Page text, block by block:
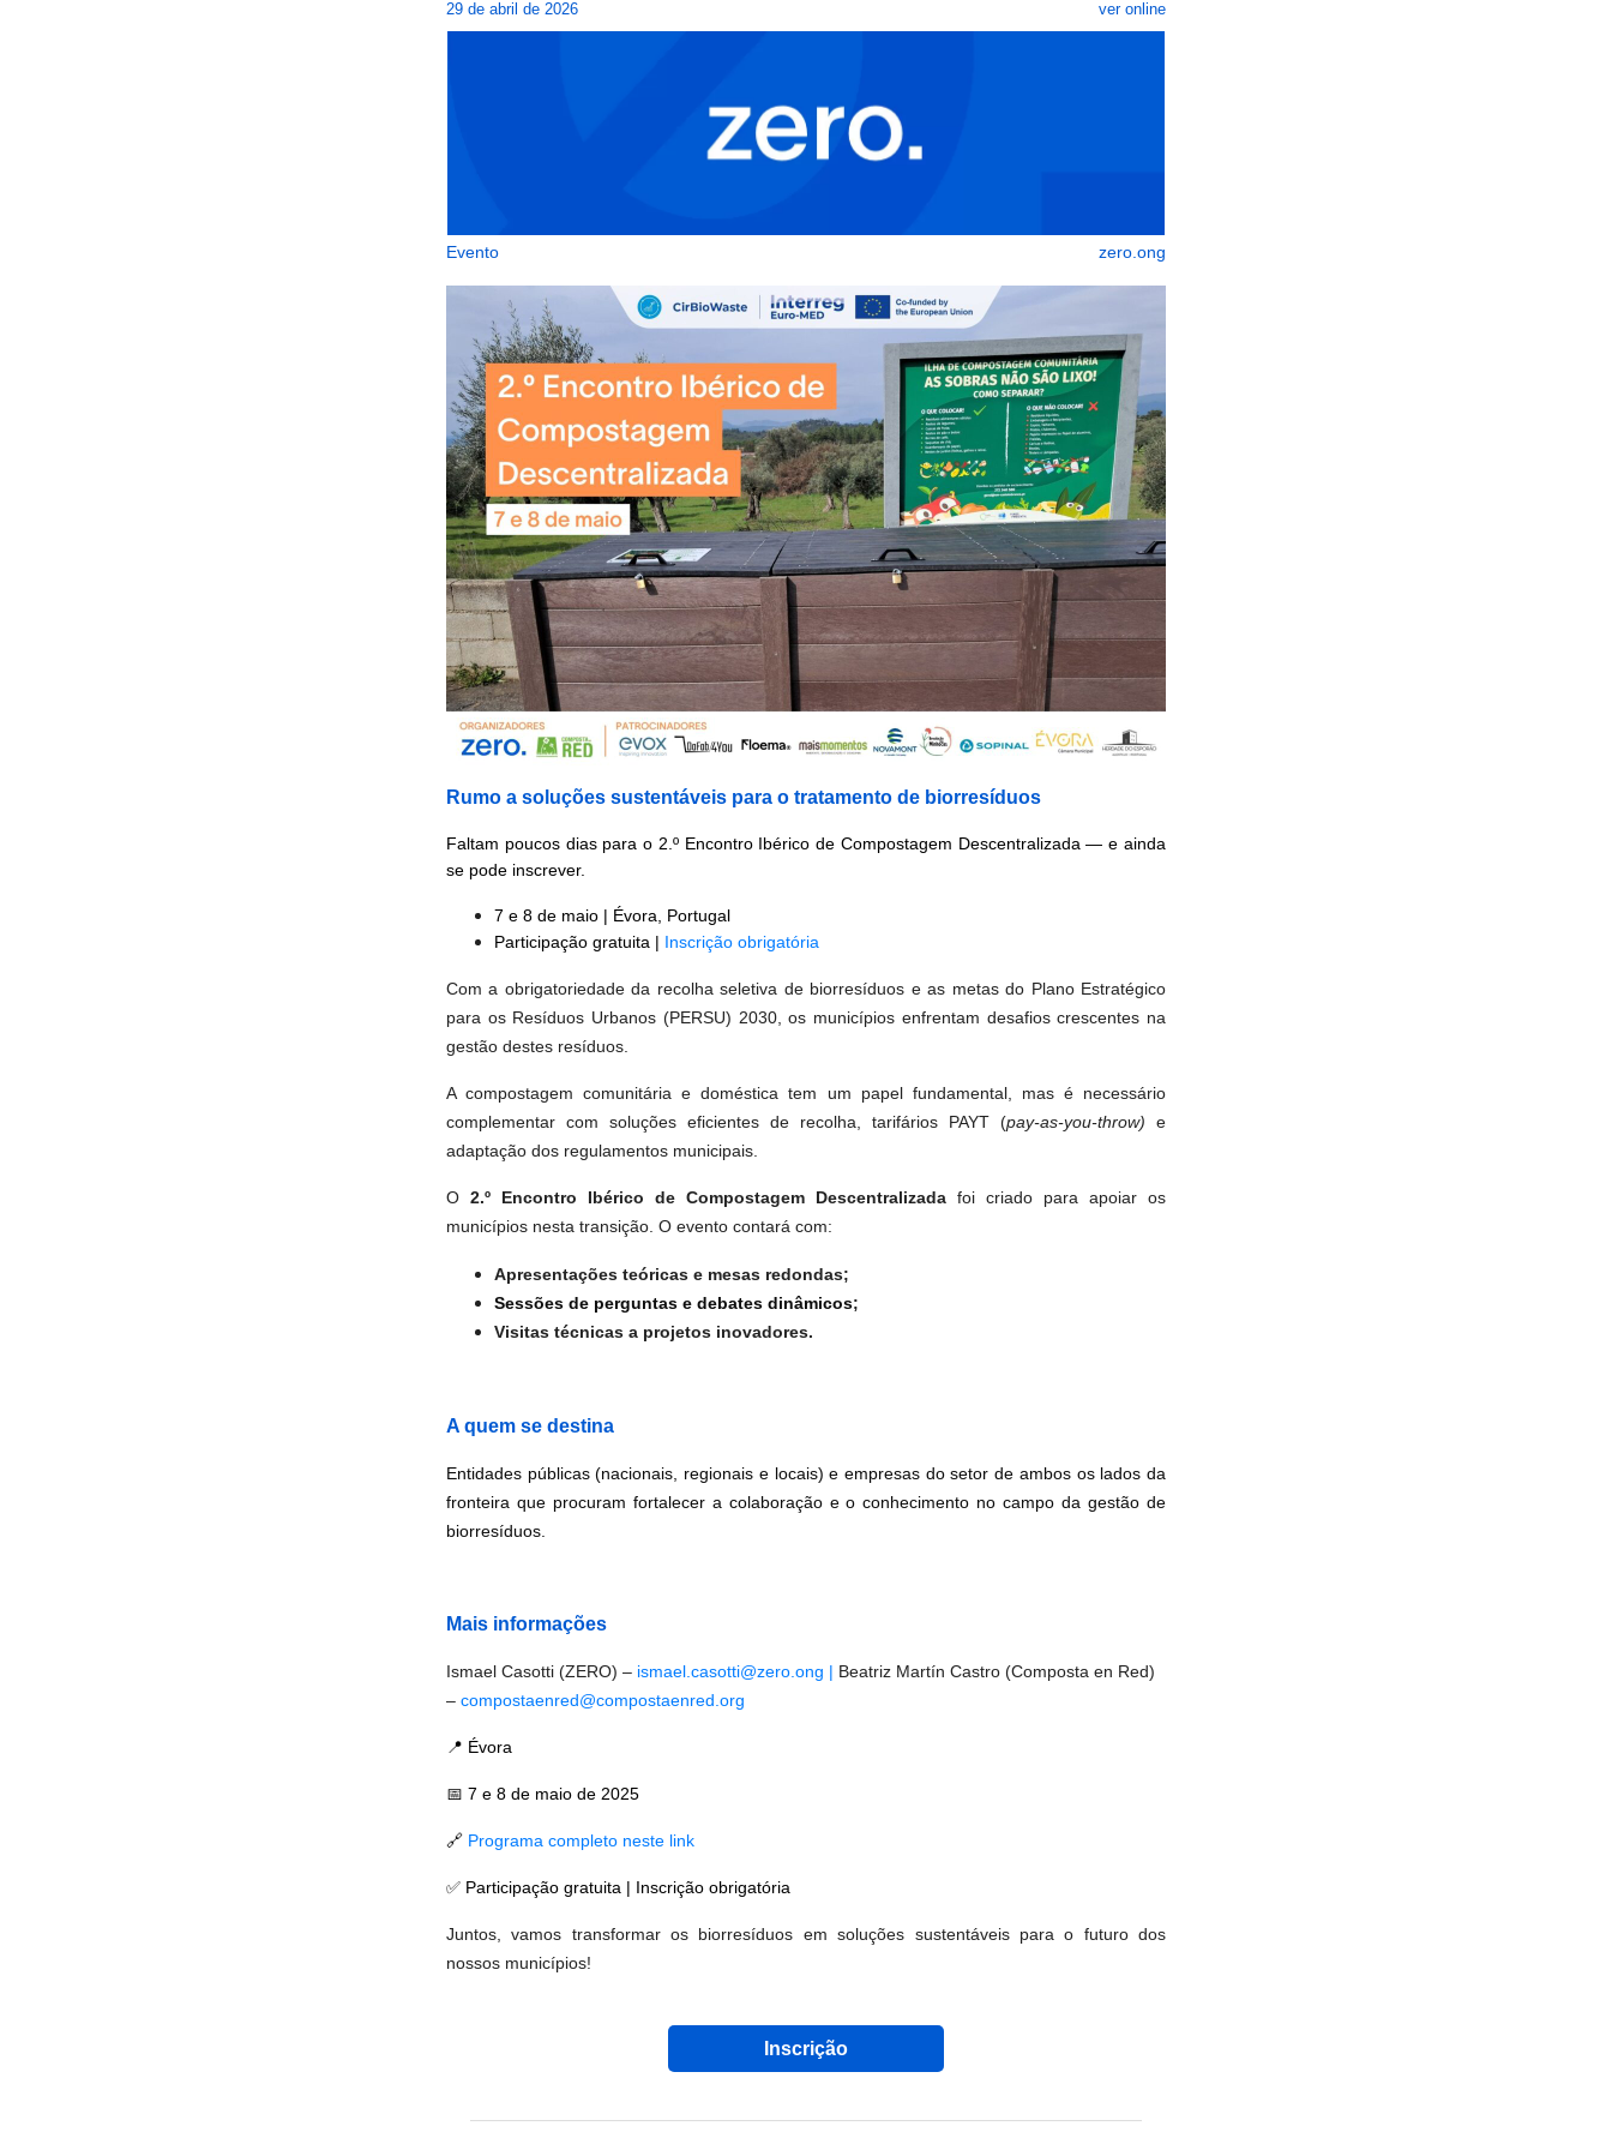
29 de abril de 2026 ver online
Evento zero.ong
Rumo a soluções sustentáveis para o tratamento de biorresíduos
Faltam poucos dias para o 2.º Encontro Ibérico de Compostagem Descentralizada — e ainda
se pode inscrever.
7 e 8 de maio | Évora, Portugal
Participação gratuita | Inscrição obrigatória
Com a obrigatoriedade da recolha seletiva de biorresíduos e as metas do Plano Estratégico
para os Resíduos Urbanos (PERSU) 2030, os municípios enfrentam desafios crescentes na
gestão destes resíduos.
A compostagem comunitária e doméstica tem um papel fundamental, mas é necessário
complementar com soluções eficientes de recolha, tarifários PAYT (pay-as-you-throw) e
adaptação dos regulamentos municipais.
O 2.º Encontro Ibérico de Compostagem Descentralizada foi criado para apoiar os
municípios nesta transição. O evento contará com:
Apresentações teóricas e mesas redondas;
Sessões de perguntas e debates dinâmicos;
Visitas técnicas a projetos inovadores.
A quem se destina
Entidades públicas (nacionais, regionais e locais) e empresas do setor de ambos os lados da
fronteira que procuram fortalecer a colaboração e o conhecimento no campo da gestão de
biorresíduos.
Mais informações
Ismael Casotti (ZERO) – ismael.casotti@zero.ong | Beatriz Martín Castro (Composta en Red)
– compostaenred@compostaenred.org
📍 Évora
📅 7 e 8 de maio de 2025
🔗 Programa completo neste link
✅ Participação gratuita | Inscrição obrigatória
Juntos, vamos transformar os biorresíduos em soluções sustentáveis para o futuro dos
nossos municípios!
Inscrição